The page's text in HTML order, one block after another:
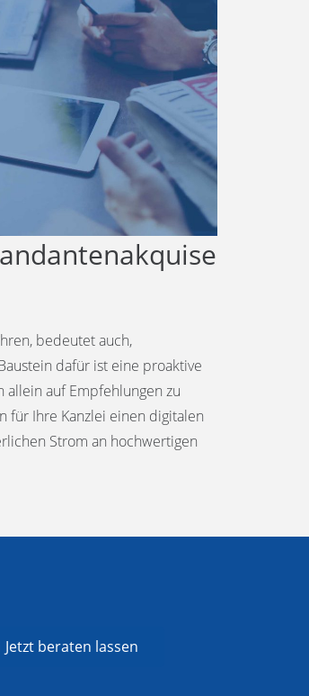
bedeutet auch,
dafür ist eine proaktive
allein auf Empfehlungen zu
für Ihre Kanzlei einen digitalen
Strom an hochwertigen
Jetzt beraten lassen